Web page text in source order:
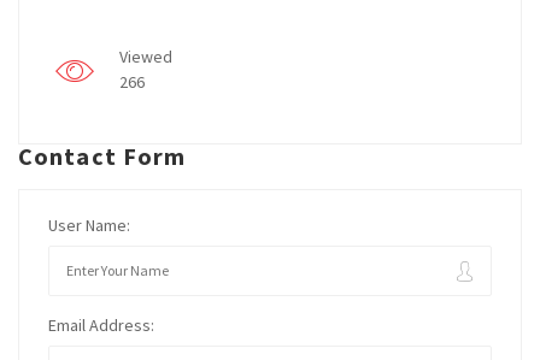
Viewed
266
Contact Form
User Name:
Email Address: